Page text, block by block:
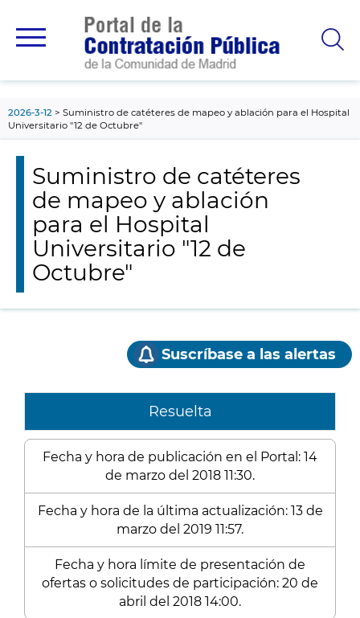
principal
2026-3-12
Suministro de catéteres de mapeo y ablación para el Hospital
Universitario "12 de Octubre"
Suministro de catéteres
de mapeo y ablación
para el Hospital
Universitario "12 de
Octubre"
Suscríbase a las alertas
Resuelta
Fecha y hora de publicación en el Portal: 14
de marzo del 2018 11:30.
Fecha y hora de la última actualización: 13 de
marzo del 2019 11:57.
Fecha y hora límite de presentación de
ofertas o solicitudes de participación: 20 de
abril del 2018 14:00.